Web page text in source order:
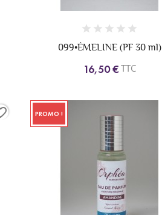
099•ÉMELINE (PF 30 ml)
16,50 €TTC
PROMO !